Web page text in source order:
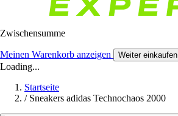
Zwischensumme
Meinen Warenkorb anzeigen Weiter einkaufen
Loading...
Startseite
/ Sneakers adidas Technochaos 2000